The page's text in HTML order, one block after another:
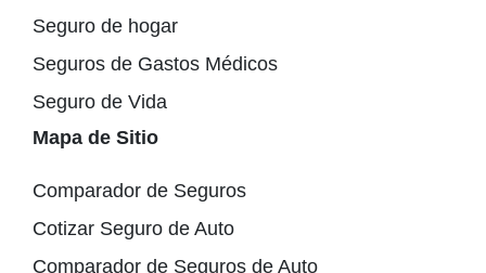
Seguro de hogar
Seguros de Gastos Médicos
Seguro de Vida
Mapa de Sitio
Comparador de Seguros
Cotizar Seguro de Auto
Comparador de Seguros de Auto